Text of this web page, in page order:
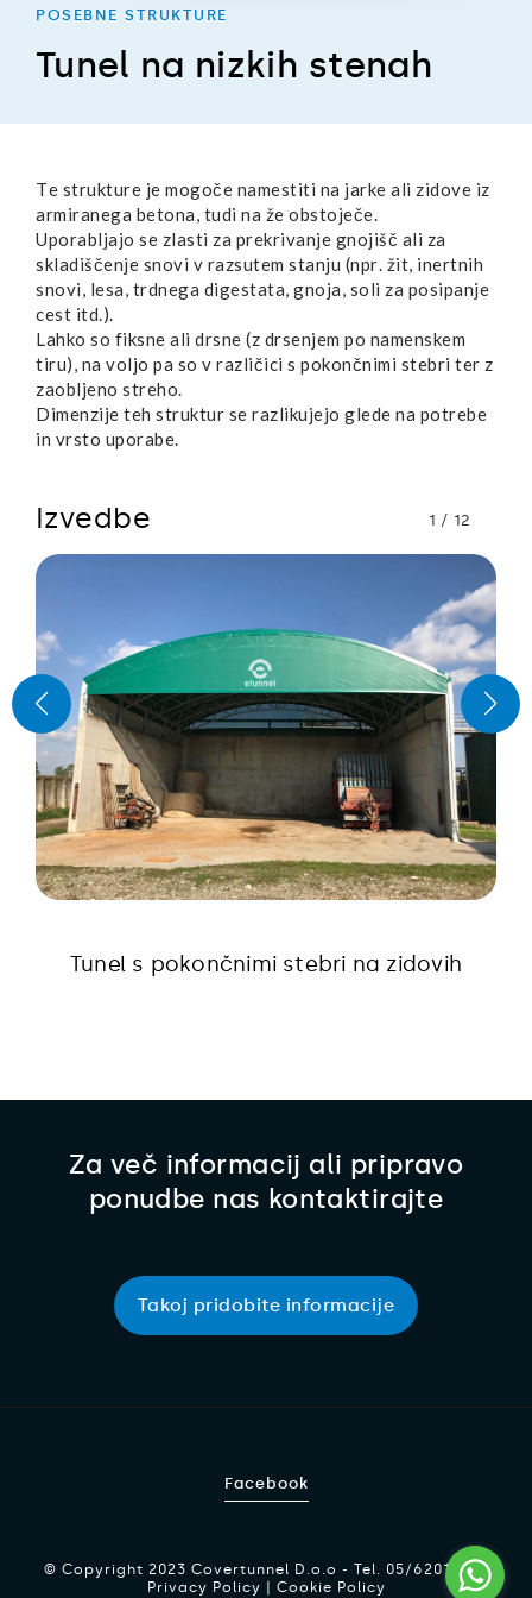
POSEBNE STRUKTURE
Tunel na nizkih stenah
Te strukture je mogoče namestiti na jarke ali zidove iz
armiranega betona, tudi na že obstoječe.
Uporabljajo se zlasti za prekrivanje gnojišč ali za
skladiščenje snovi v razsutem stanju (npr. žit, inertnih
snovi, lesa, trdnega digestata, gnoja, soli za posipanje
cest itd.).
Lahko so fiksne ali drsne (z drsenjem po namenskem
tiru), na voljo pa so v različici s pokončnimi stebri ter z
zaobljeno streho.
Dimenzije teh struktur se razlikujejo glede na potrebe
in vrsto uporabe.
Izvedbe
Tunel s pokončnimi stebri na zidovih
1 / 12
Za več informacij ali pripravo
ponudbe nas kontaktirajte
Takoj pridobite informacije
Facebook
© Copyright 2023 Covertunnel D.o.o - Tel. 05/6201233 |
Privacy Policy | Cookie Policy